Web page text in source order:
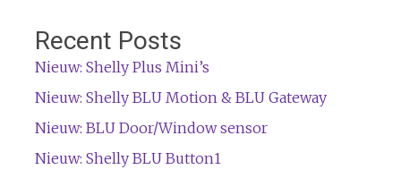
Recent Posts
Nieuw: Shelly Plus Mini’s
Nieuw: Shelly BLU Motion & BLU Gateway
Nieuw: BLU Door/Window sensor
Nieuw: Shelly BLU Button1